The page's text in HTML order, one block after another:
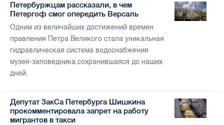
Петербуржцам рассказали, в чем
Петергоф смог опередить Версаль
Одним из величайших достижений времен
правления Петра Великого стала уникальная
гидравлическая система водоснабжения
музея-заповедника,сохранившаяся до наших
дней.
Депутат ЗакСа Петербурга Шишкина
прокомментировала запрет на работу
мигрантов в такси